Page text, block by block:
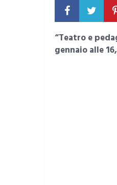
“Teatro e
gennaio alle